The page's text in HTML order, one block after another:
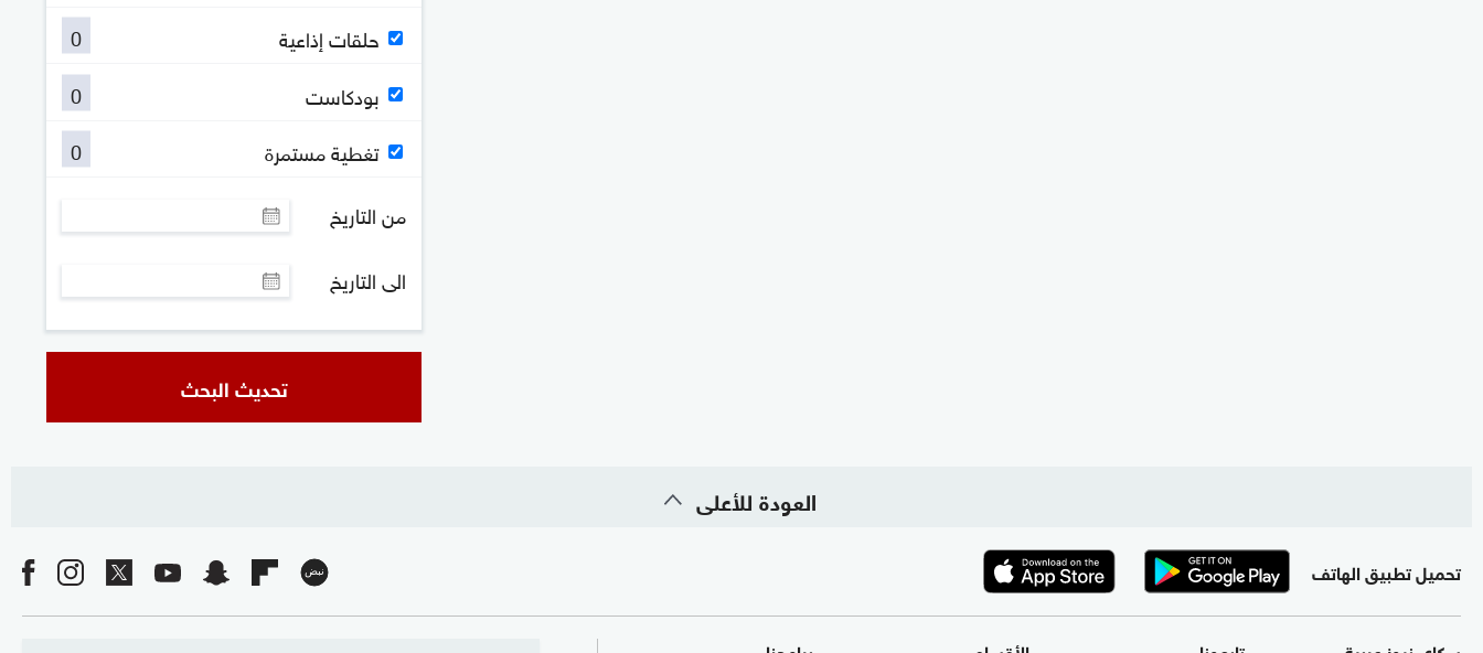
حلقات إذاعية
0
بودكاست
0
تغطية مستمرة
0
من التاريخ
الى التاريخ
تحديث البحث
العودة للأعلى
تحميل تطبيق الهاتف